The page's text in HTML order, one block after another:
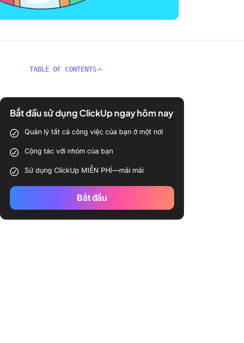
TABLE OF CONTENTS
Bắt đầu sử dụng ClickUp ngay hôm nay
Quản lý tất cả công việc của bạn ở một nơi
Cộng tác với nhóm của bạn
Sử dụng ClickUp MIỄN PHÍ—mãi mãi
Bắt đầu